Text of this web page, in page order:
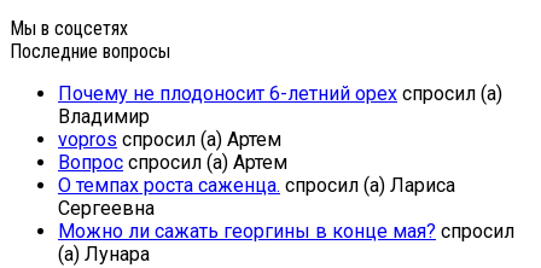
Мы в соцсетях
Последние вопросы
Почему не плодоносит 6-летний орех спросил (а)
Владимир
vopros спросил (а) Артем
Вопрос спросил (а) Артем
О темпах роста саженца. спросил (а) Лариса
Сергеевна
Можно ли сажать георгины в конце мая? спросил
(а) Лунара